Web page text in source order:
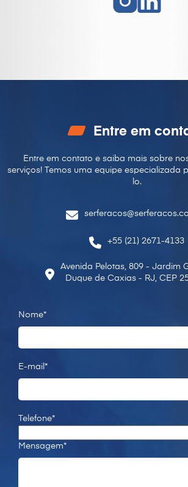
Entre em
Entre em contato e saiba mais sobre
serviços! Temos uma equipe especializada
lo.
+55 (21) 2671-4133
Avenida Pelotas, 809 - Jardim
Duque de Caxias - RJ, CEP
Nome*
E-mail*
Telefone*
Mensagem*